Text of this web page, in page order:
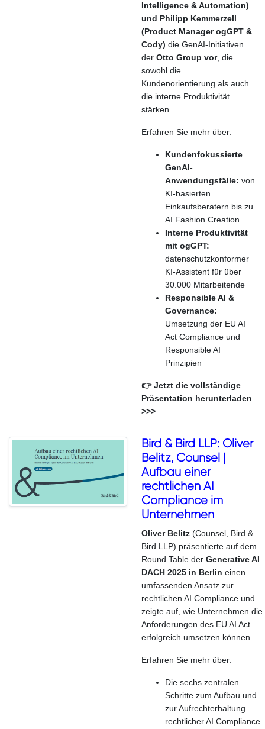
Intelligence & Automation)
und Philipp Kemmerzell
(Product Manager ogGPT &
Cody) die GenAI-Initiativen
der Otto Group vor, die
sowohl die
Kundenorientierung als auch
die interne Produktivität
stärken.
Erfahren Sie mehr über:
Kundenfokussierte
GenAI-
Anwendungsfälle: von
KI-basierten
Einkaufsberatern bis zu
AI Fashion Creation
Interne Produktivität
mit ogGPT:
datenschutzkonformer
KI-Assistent für über
30.000 Mitarbeitende
Responsible AI &
Governance:
Umsetzung der EU AI
Act Compliance und
Responsible AI
Prinzipien
👉 Jetzt die vollständige
Präsentation herunterladen
>>>
Bird & Bird LLP: Oliver
Belitz, Counsel |
Aufbau einer
rechtlichen AI
Compliance im
Unternehmen
Oliver Belitz (Counsel, Bird &
Bird LLP) präsentierte auf dem
Round Table der Generative AI
DACH 2025 in Berlin einen
umfassenden Ansatz zur
rechtlichen AI Compliance und
zeigte auf, wie Unternehmen die
Anforderungen des EU AI Act
erfolgreich umsetzen können.
Erfahren Sie mehr über:
Die sechs zentralen
Schritte zum Aufbau und
zur Aufrechterhaltung
rechtlicher AI Compliance